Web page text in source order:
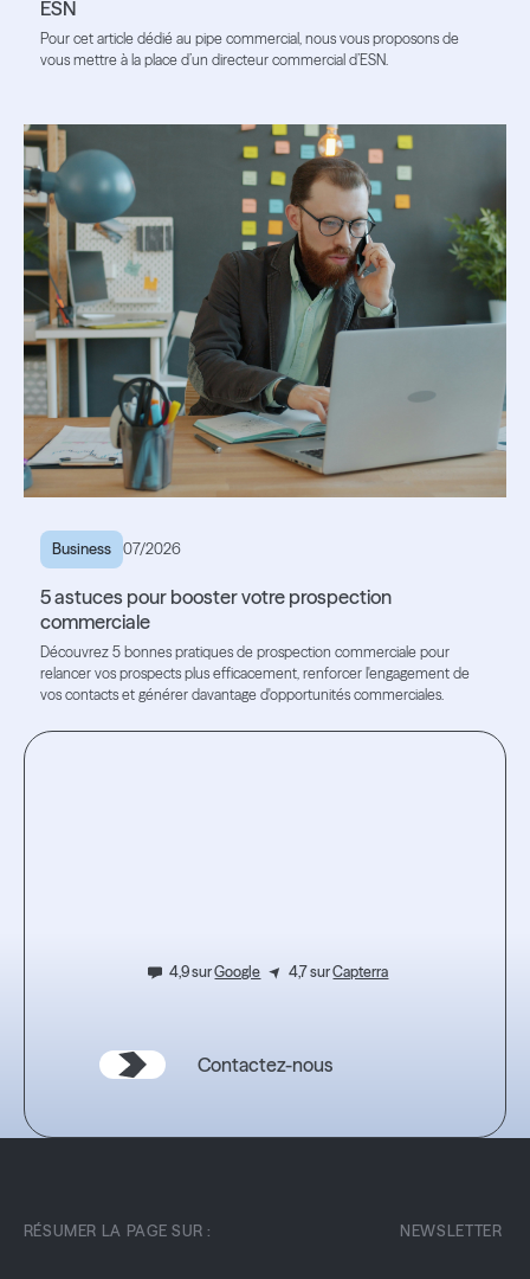
ESN
Pour cet article dédié au pipe commercial, nous vous proposons de
vous mettre à la place d’un directeur commercial d’ESN.
Business 07/2026
5 astuces pour booster votre prospection
commerciale
Découvrez 5 bonnes pratiques de prospection commerciale pour
relancer vos prospects plus efficacement, renforcer l'engagement de
vos contacts et générer davantage d'opportunités commerciales.
4,9 surGoogle 4,7 surCapterra
Contactez-nous
RÉSUMER LA PAGE SUR : NEWSLETTER